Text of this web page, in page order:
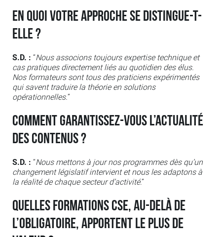
En quoi votre approche se distingue-t-
elle ?
S.D. : “Nous associons toujours expertise technique et
cas pratiques directement liés au quotidien des élus.
Nos formateurs sont tous des praticiens expérimentés
qui savent traduire la théorie en solutions
opérationnelles.”
Comment garantissez-vous l’actualité
des contenus ?
S.D. : “Nous mettons à jour nos programmes dès qu’un
changement législatif intervient et nous les adaptons à
la réalité de chaque secteur d’activité.”
Quelles formations CSE, au-delà de
l’obligatoire, apportent le plus de